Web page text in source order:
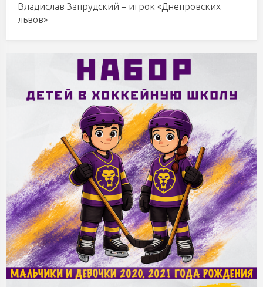
Владислав Запрудский – игрок «Днепровских
львов»